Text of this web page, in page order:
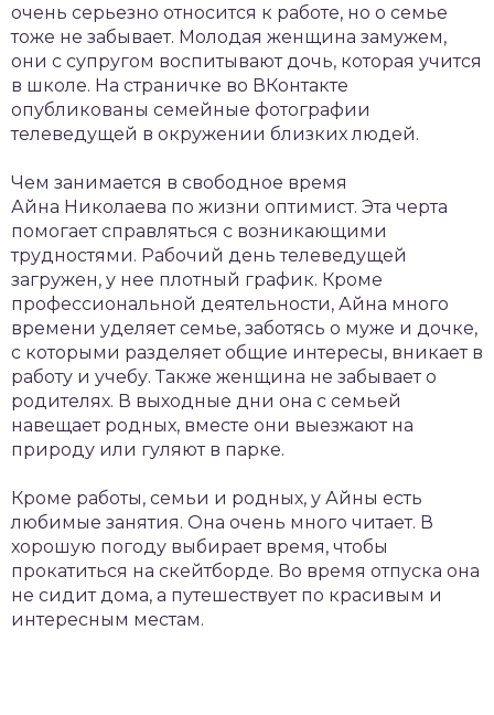
очень серьезно относится к работе, но о семье
тоже не забывает. Молодая женщина замужем,
они с супругом воспитывают дочь, которая учится
в школе. На страничке во ВКонтакте
опубликованы семейные фотографии
телеведущей в окружении близких людей.
Чем занимается в свободное время
Айна Николаева по жизни оптимист. Эта черта
помогает справляться с возникающими
трудностями. Рабочий день телеведущей
загружен, у нее плотный график. Кроме
профессиональной деятельности, Айна много
времени уделяет семье, заботясь о муже и дочке,
с которыми разделяет общие интересы, вникает в
работу и учебу. Также женщина не забывает о
родителях. В выходные дни она с семьей
навещает родных, вместе они выезжают на
природу или гуляют в парке.
Кроме работы, семьи и родных, у Айны есть
любимые занятия. Она очень много читает. В
хорошую погоду выбирает время, чтобы
прокатиться на скейтборде. Во время отпуска она
не сидит дома, а путешествует по красивым и
интересным местам.